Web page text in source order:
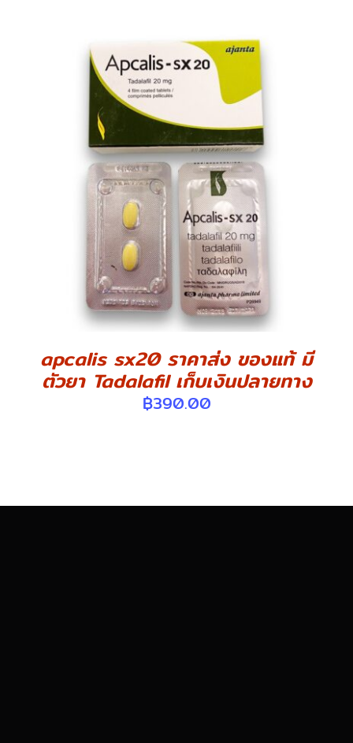
DETAILS
apcalis sx20 ราคาส่ง ของแท้ มี
ตัวยา Tadalafil เก็บเงินปลายทาง
฿390.00